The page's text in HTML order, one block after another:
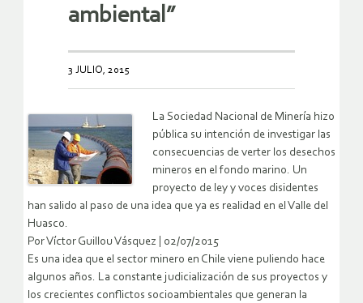
ambiental”
3 JULIO, 2015
La Sociedad Nacional de Minería hizo
pública su intención de investigar las
consecuencias de verter los desechos
mineros en el fondo marino. Un
proyecto de ley y voces disidentes
han salido al paso de una idea que ya es realidad en el Valle del
Huasco.
Por Víctor Guillou Vásquez | 02/07/2015
Es una idea que el sector minero en Chile viene puliendo hace
algunos años. La constante judicialización de sus proyectos y
los crecientes conflictos socioambientales que generan la